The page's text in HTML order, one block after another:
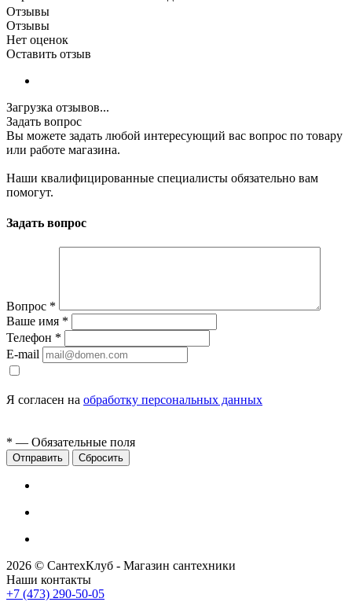
Отзывы
Отзывы
Нет оценок
Оставить отзыв
Загрузка отзывов...
Задать вопрос
Вы можете задать любой интересующий вас вопрос по товару
или работе магазина.
Наши квалифицированные специалисты обязательно вам
помогут.
Задать вопрос
Вопрос *
Ваше имя *
Телефон *
E-mail
Я согласен на обработку персональных данных
* — Обязательные поля
Сбросить
2026 © СантехКлуб - Магазин сантехники
Наши контакты
+7 (473) 290-50-05